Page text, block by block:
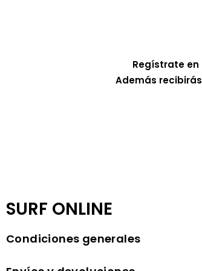
Regístrate en
Además
SURF ONLINE
Condiciones generales